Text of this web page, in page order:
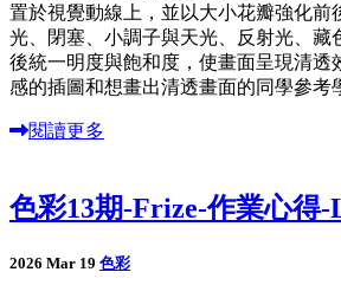
置於視覺動線上，並以大小花瓣強化前
光、閉塞、小調子與天光、反射光、藏
後統一明度與飽和度，使畫面呈現清透
感的插圖和想畫出清透畫面的同學參考
閱讀更多
色彩13期-Frize-作業心得-
2026 Mar 19 色彩